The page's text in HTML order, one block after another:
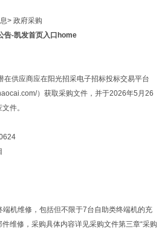
> 政府采购
告-凯发首页入口home
在供应商应在阳光招采电子招标投标交易平台
）获取采购文件，并于2026年5月26
件。
机维修，包括但不限于7台自助类终端机的充
维修，采购具体内容详见采购文件第三章“采购